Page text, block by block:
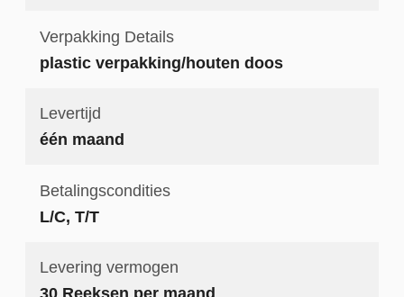
Verpakking Details
plastic verpakking/houten doos
Levertijd
één maand
Betalingscondities
L/C, T/T
Levering vermogen